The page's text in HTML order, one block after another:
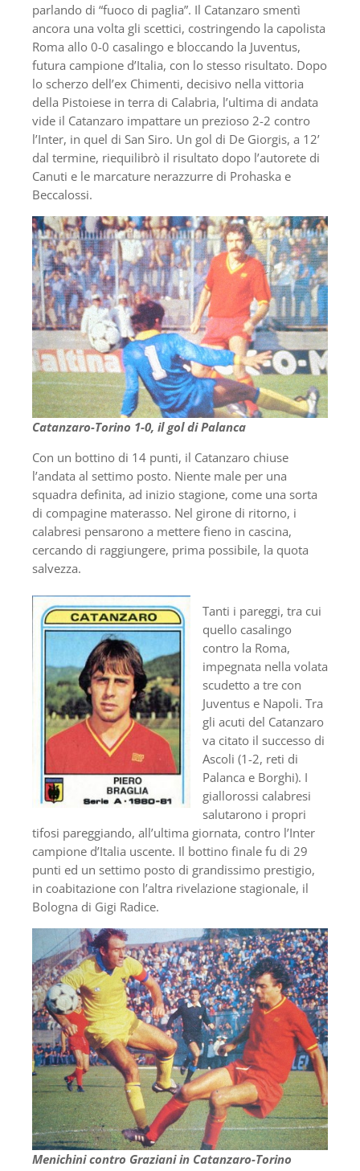
parlando di “fuoco di paglia”. Il Catanzaro smentì
ancora una volta gli scettici, costringendo la capolista
Roma allo 0-0 casalingo e bloccando la Juventus,
futura campione d’Italia, con lo stesso risultato. Dopo
lo scherzo dell’ex Chimenti, decisivo nella vittoria
della Pistoiese in terra di Calabria, l’ultima di andata
vide il Catanzaro impattare un prezioso 2-2 contro
l’Inter, in quel di San Siro. Un gol di De Giorgis, a 12’
dal termine, riequilibrò il risultato dopo l’autorete di
Canuti e le marcature nerazzurre di Prohaska e
Beccalossi.
Catanzaro-Torino 1-0, il gol di Palanca
Con un bottino di 14 punti, il Catanzaro chiuse
l’andata al settimo posto. Niente male per una
squadra definita, ad inizio stagione, come una sorta
di compagine materasso. Nel girone di ritorno, i
calabresi pensarono a mettere fieno in cascina,
cercando di raggiungere, prima possibile, la quota
salvezza.
Tanti i pareggi, tra cui
quello casalingo
contro la Roma,
impegnata nella volata
scudetto a tre con
Juventus e Napoli. Tra
gli acuti del Catanzaro
va citato il successo di
Ascoli (1-2, reti di
Palanca e Borghi). I
giallorossi calabresi
salutarono i propri
tifosi pareggiando, all’ultima giornata, contro l’Inter
campione d’Italia uscente. Il bottino finale fu di 29
punti ed un settimo posto di grandissimo prestigio,
in coabitazione con l’altra rivelazione stagionale, il
Bologna di Gigi Radice.
Menichini contro Graziani in Catanzaro-Torino